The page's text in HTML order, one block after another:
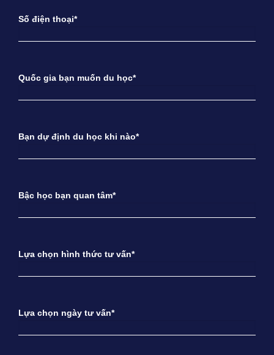
Số điện thoại*
Quốc gia bạn muốn du học*
Bạn dự định du học khi nào*
Bậc học bạn quan tâm*
Lựa chọn hình thức tư vấn*
Lựa chọn ngày tư vấn*